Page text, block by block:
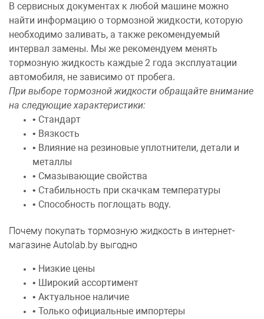
В сервисных документах к любой машине можно
найти информацию о тормозной жидкости, которую
необходимо заливать, а также рекомендуемый
интервал замены. Мы же рекомендуем менять
тормозную жидкость каждые 2 года эксплуатации
автомобиля, не зависимо от пробега.
При выборе тормозной жидкости обращайте внимание
на следующие характеристики:
• Стандарт
• Вязкость
• Влияние на резиновые уплотнители, детали и
металлы
• Смазывающие свойства
• Стабильность при скачкам температуры
• Способность поглощать воду.
Почему покупать тормозную жидкость в интернет-
магазине Autolab.by выгодно
• Низкие цены
• Широкий ассортимент
• Актуальное наличие
• Только официальные импортеры